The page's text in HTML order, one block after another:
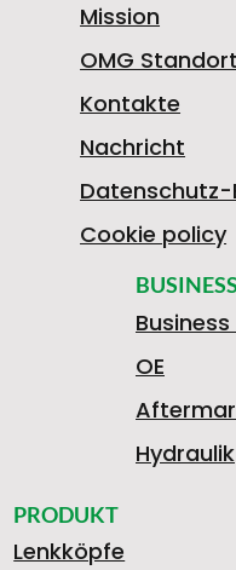
Business
OE
Hydraulik
PRODUKT
Lenkköpfe
Mission
OMG
Kontakte
Nachricht
Cookie policy